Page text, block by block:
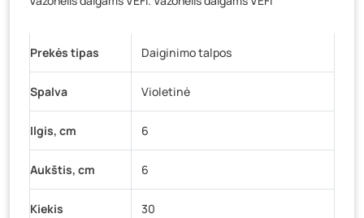
K. Donelaičio g. 17, Rokiškis- 0 vienetų
Šaltupės g. 64, Zarasai- 0 vienetų
Prekės tipas Daiginimo talpos
Spalva Violetinė
Ilgis, cm 6
Aukštis, cm 6
Kiekis
30